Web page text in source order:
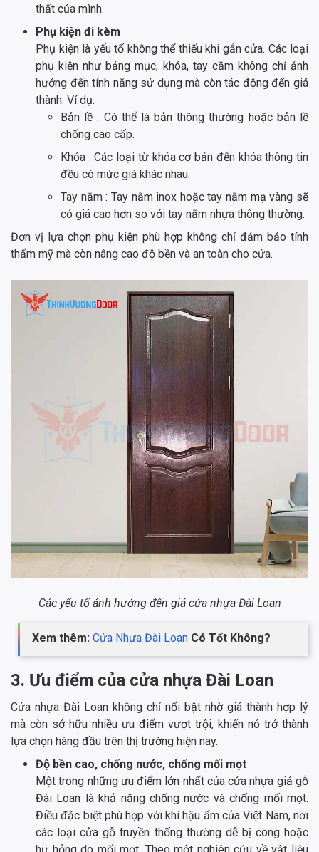
thất của mình.
Phụ kiện đi kèm
Phụ kiện là yếu tố không thể thiếu khi gắn cửa. Các loại
phụ kiện như bảng mục, khóa, tay cầm không chỉ ảnh
hưởng đến tính năng sử dụng mà còn tác động đến giá
thành. Ví dụ:
Bản lề : Có thể là bản thông thường hoặc bản lề
chống cao cấp.
Khóa : Các loại từ khóa cơ bản đến khóa thông tin
đều có mức giá khác nhau.
Tay nắm : Tay nắm inox hoặc tay nắm mạ vàng sẽ
có giá cao hơn so với tay nắm nhựa thông thường.
Đơn vị lựa chọn phụ kiện phù hợp không chỉ đảm bảo tính
thẩm mỹ mà còn nâng cao độ bền và an toàn cho cửa.
Các yếu tố ảnh hưởng đến giá cửa nhựa Đài Loan
Xem thêm: Cửa Nhựa Đài Loan Có Tốt Không?
3. Ưu điểm của cửa nhựa Đài Loan
Cửa nhựa Đài Loan không chỉ nổi bật nhờ giá thành hợp lý
mà còn sở hữu nhiều ưu điểm vượt trội, khiến nó trở thành
lựa chọn hàng đầu trên thị trường hiện nay.
Độ bền cao, chống nước, chống mối mọt
Một trong những ưu điểm lớn nhất của cửa nhựa giả gỗ
Đài Loan là khả năng chống nước và chống mối mọt.
Điều đặc biệt phù hợp với khí hậu ẩm của Việt Nam, nơi
các loại cửa gỗ truyền thống thường dễ bị cong hoặc